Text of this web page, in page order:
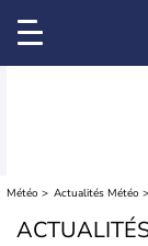
Météo Actualités Météo